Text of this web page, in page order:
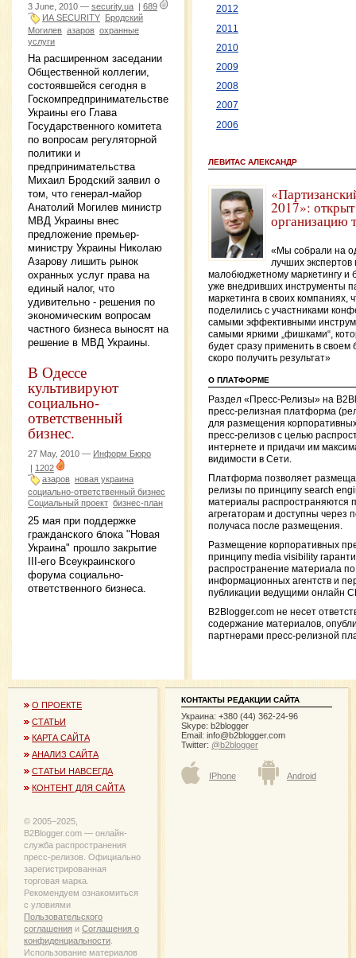
3 June, 2010 — security.ua | 689
ИА SECURITY Бродский
Могилев азаров охранные
услуги
На расширенном заседании
Общественной коллегии,
состоявшейся сегодня в
Госкомпредпринимательстве
Украины его Глава
Государственного комитета
по вопросам регуляторной
политики и
предпринимательства
Михаил Бродский заявил о
том, что генерал-майор
Анатолий Могилев министр
МВД Украины внес
предложение премьер-
министру Украины Николаю
Азарову лишить рынок
охранных услуг права на
единый налог, что
удивительно - решения по
экономическим вопросам
частного бизнеса выносят на
решение в МВД Украины.
В Одессе
культивируют
социально-
ответственный
бизнес.
27 May, 2010 — Информ Бюро
| 1202
азаров новая украина
социально-ответственный бизнес
Социальный проект бизнес-план
25 мая при поддержке
гражданского блока "Новая
Украина" прошло закрытие
III-его Всеукраинского
форума социально-
ответственного бизнеса.
2012
2011
2010
2009
2008
2007
2006
ЛЕВИТАС АЛЕКСАНДР
2017»:
организацию
«Мы собрали на
лучших экспертов
малобюджетному маркетингу и
уже внедривших инструменты
маркетинга в своих компаниях,
поделились с участниками
самыми эффективными
самыми яркими „фишками“,
будет сразу применить в своем
скоро получить результат»
О ПЛАТФОРМЕ
Раздел «Пресс-Релизы» на
пресс-релизная платформа
для размещения
пресс-релизов с целью
интернете и придачи им
видимости в Сети.
Платформа позволяет
релизы по принципу search
материалы распространяются
агрегаторам и доступны через
получаса после размещения.
Размещение корпоративных
принципу media visibility
распространение материала
информационных агентств и
публикации ведущими онлайн
B2Blogger.com не несет
содержание материалов,
партнерами пресс-релизной
О ПРОЕКТЕ
СТАТЬИ
КАРТА САЙТА
АНАЛИЗ САЙТА
СТАТЬИ НАВСЕГДА
КОНТЕНТ ДЛЯ САЙТА
© 2005−2025,
B2Blogger.com — онлайн-
служба распространения
пресс-релизов. Официально
зарегистрированная
торговая марка.
Рекомендуем ознакомиться
с уловиями
Пользовательского
соглашения и Соглашения о
конфиденциальности
Использование материалов
КОНТАКТЫ РЕДАКЦИИ САЙТА
Украина: +380 (44) 362-24-96
Skype: b2blogger
Email: info@b2blogger.com
Twitter: @b2blogger
IPhone Android